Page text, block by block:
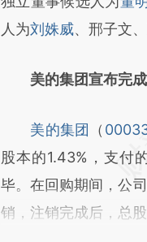
人为刘姝威、邢子文
美的集团宣布完
美的集团 （
股本的1.43%，支付
毕。在回购期间，公
销，注销完成后，总